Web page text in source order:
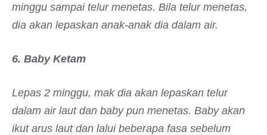
minggu sampai telur menetas. Bila telur menetas,
dia akan lepaskan anak-anak dia dalam air.
6. Baby Ketam
Lepas 2 minggu, mak dia akan lepaskan telur
dalam air laut dan baby pun menetas. Baby akan
ikut arus laut dan lalui beberapa fasa sebelum